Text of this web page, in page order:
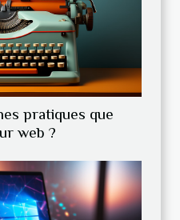
pratiques que
web ?